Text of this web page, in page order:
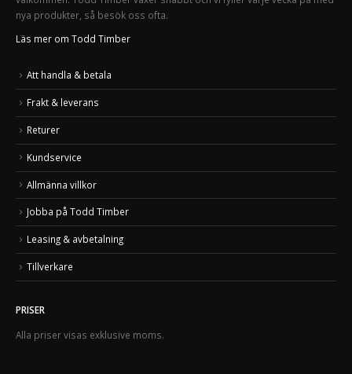
nya produkter, så besök oss ofta.
Läs mer om Todd Timber
Att handla & betala
Frakt & leverans
Returer
Kundservice
Allmänna villkor
Jobba på Todd Timber
Leasing & avbetalning
Tillverkare
PRISER
Alla priser visas exklusive moms.